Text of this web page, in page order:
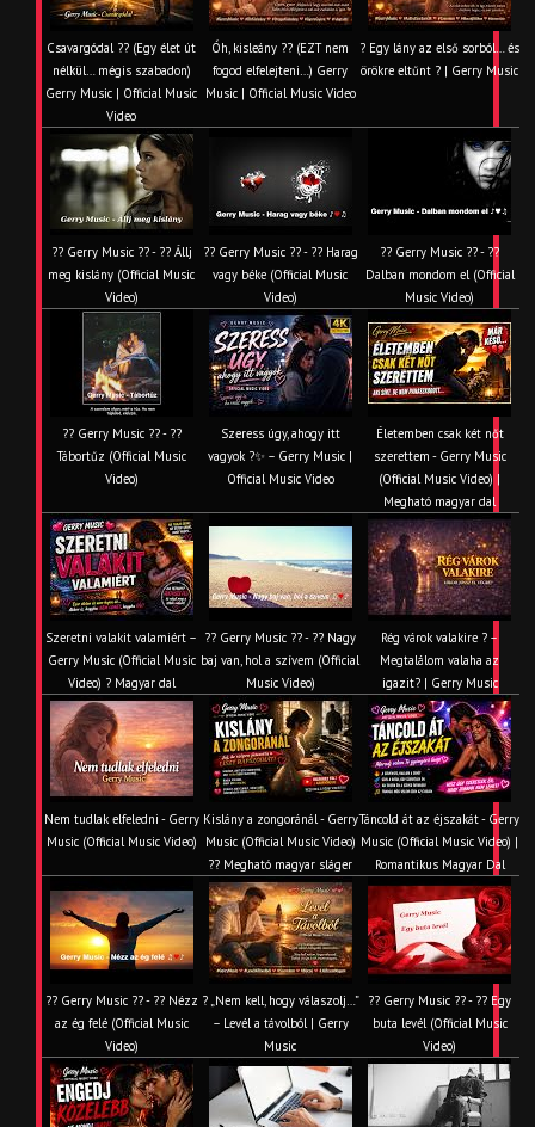
Csavargódal ?? (Egy élet út
nélkül… mégis szabadon)
Gerry Music | Official Music
Video
Óh, kisleány ?? (EZT nem
fogod elfelejteni…) Gerry
Music | Official Music Video
? Egy lány az első sorból… és
örökre eltűnt ? | Gerry Music
?? Gerry Music ?? - ?? Állj
meg kislány (Official Music
Video)
?? Gerry Music ?? - ?? Harag
vagy béke (Official Music
Video)
?? Gerry Music ?? - ??
Dalban mondom el (Official
Music Video)
?? Gerry Music ?? - ??
Tábortűz (Official Music
Video)
Szeress úgy, ahogy itt
vagyok ?✨ – Gerry Music |
Official Music Video
Életemben csak két nőt
szerettem - Gerry Music
(Official Music Video) |
Megható magyar dal
Szeretni valakit valamiért –
Gerry Music (Official Music
Video) ? Magyar dal
?? Gerry Music ?? - ?? Nagy
baj van, hol a szívem (Official
Music Video)
Rég várok valakire ? –
Megtalálom valaha az
igazit? | Gerry Music
Nem tudlak elfeledni - Gerry
Music (Official Music Video)
Kislány a zongoránál - Gerry
Music (Official Music Video)
?? Megható magyar sláger
Táncold át az éjszakát - Gerry
Music (Official Music Video) |
Romantikus Magyar Dal
?? Gerry Music ?? - ?? Nézz
az ég felé (Official Music
Video)
? „Nem kell, hogy válaszolj…”
– Levél a távolból | Gerry
Music
?? Gerry Music ?? - ?? Egy
buta levél (Official Music
Video)